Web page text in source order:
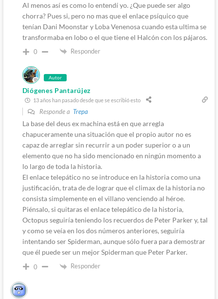
Al menos así es como lo entendí yo. ¿Que puede ser algo
chorra? Pues si, pero no mas que el enlace psíquico que
tenían Dani Moonstar y Loba Venenosa cuando esta ultima se
transformaba en lobo o el que tiene el Halcón con los pájaros.
0 Responder
Autor
Diógenes Pantarújez
13 años han pasado desde que se escribió esto
Responde a Trepa
La base del deus ex machina está en que arregla
chapuceramente una situación que el propio autor no es
capaz de arreglar sin recurrir a un poder superior o a un
elemento que no ha sido mencionado en ningún momento a
lo largo de toda la historia.
El enlace telepático no se introduce en la historia como una
justificación, trata de de lograr que el climax de la historia no
consista simplemente en el villano venciendo al héroe.
Piénsalo, si quitaras el enlace telepático de la historia,
Octopus seguiría teniendo los recuerdos de Peter Parker y, tal
y como se veía en los dos números anteriores, seguiría
intentando ser Spiderman, aunque sólo fuera para demostrar
que él puede ser un mejor Spiderman que Peter Parker.
0 Responder